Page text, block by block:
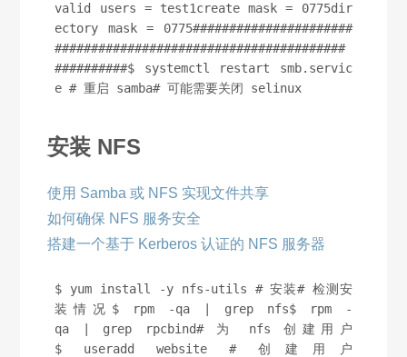
valid users = test1create mask = 0775dir
ectory mask = 0775######################
########################################
##########$ systemctl restart smb.servic
e # 重启 samba# 可能需要关闭 selinux
安装 NFS
使用 Samba 或 NFS 实现文件共享
如何确保 NFS 服务安全
搭建一个基于 Kerberos 认证的 NFS 服务器
$ yum install -y nfs-utils # 安装# 检测安
装情况$ rpm -qa | grep nfs$ rpm -
qa | grep rpcbind# 为 nfs 创建用户
$ useradd website # 创建用户